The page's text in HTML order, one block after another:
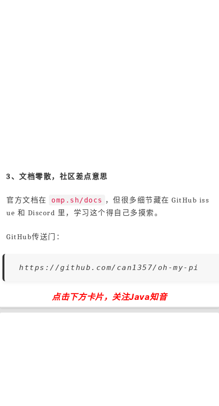
3、文档零散，社区差点意思
官方文档在 omp.sh/docs
，但很多细节藏在 GitHub iss
ue 和 Discord 里，学习这个得自己多摸索。
GitHub传送门：
https://github.com/can1357/oh-my-pi
点击下方卡片，关注Java知音